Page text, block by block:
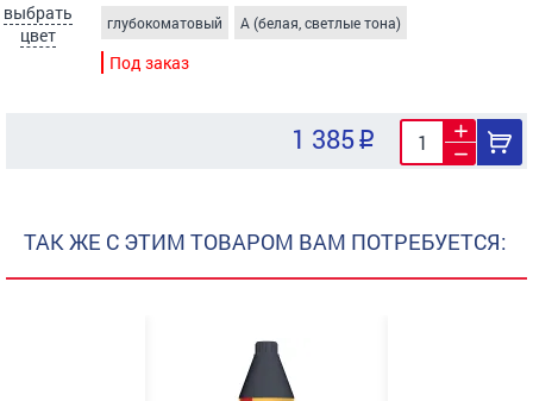
выбрать
цвет
глубокоматовый A (белая, светлые тона)
Под заказ
1 385
ТАК ЖЕ С ЭТИМ ТОВАРОМ ВАМ ПОТРЕБУЕТСЯ: